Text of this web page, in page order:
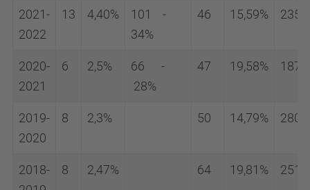
2021-
2022
13 4,40%
101 -
34%
46 15,59% 235
2020-
2021
6 2,5%
66 -
28%
47 19,58% 187
2019-
2020
8 2,3% 50 14,79% 280
2018-
8 2,47% 64 19,81% 251